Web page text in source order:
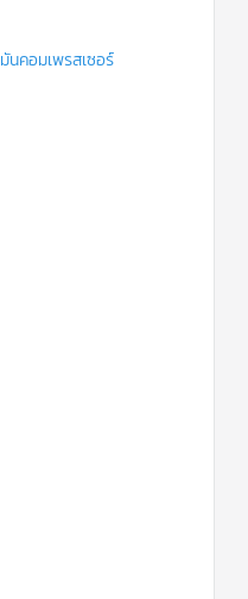
นคอมเพรสเซอร์